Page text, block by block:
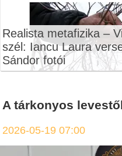
Realista metafizika –
szél: Iancu Laura
Sándor fotói
A tárkonyos
2026-05-19 07:00